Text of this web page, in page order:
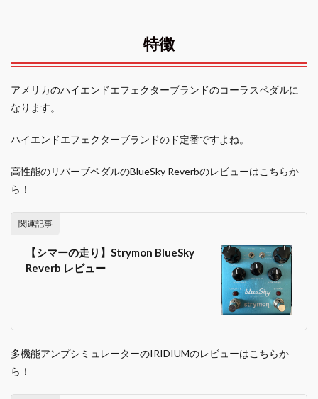
特徴
アメリカのハイエンドエフェクターブランドのコーラスペダルに
なります。
ハイエンドエフェクターブランドのド定番ですよね。
高性能のリバーブペダルのBlueSky Reverbのレビューはこちらか
ら！
関連記事
【シマーの走り】Strymon BlueSky
Reverb レビュー
多機能アンプシミュレーターのIRIDIUMのレビューはこちらか
ら！